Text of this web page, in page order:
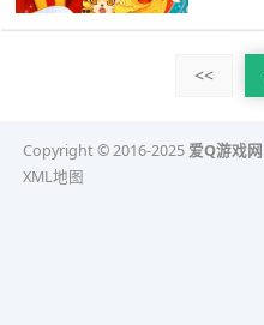
<<
Copyright © 2016-2025爱Q游戏网
XML地图